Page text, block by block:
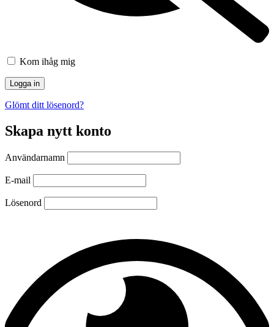
Kom ihåg mig
Glömt ditt lösenord?
Skapa nytt konto
Användarnamn
E-mail
Lösenord